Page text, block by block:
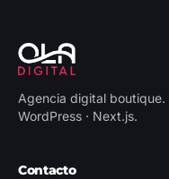
Agencia digital boutique.
WordPress · Next.js.
Contacto